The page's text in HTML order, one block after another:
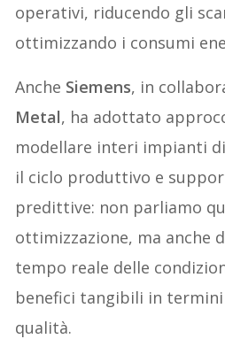
operativi, riducendo gli
ottimizzando i consumi
Anche Siemens, in
Metal, ha adottato
modellare interi impianti
il ciclo produttivo e
predittive: non parliamo
ottimizzazione, ma anche
tempo reale delle
benefici tangibili in termini
qualità.